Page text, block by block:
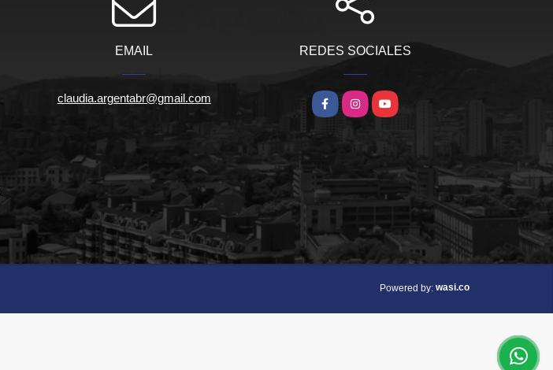
EMAIL
claudia.argentabr@gmail.com
REDES SOCIALES
FacebookInstagramYouTube
Powered by: wasi.co